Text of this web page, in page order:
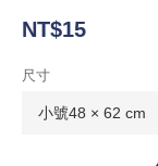
NT$15
尺寸